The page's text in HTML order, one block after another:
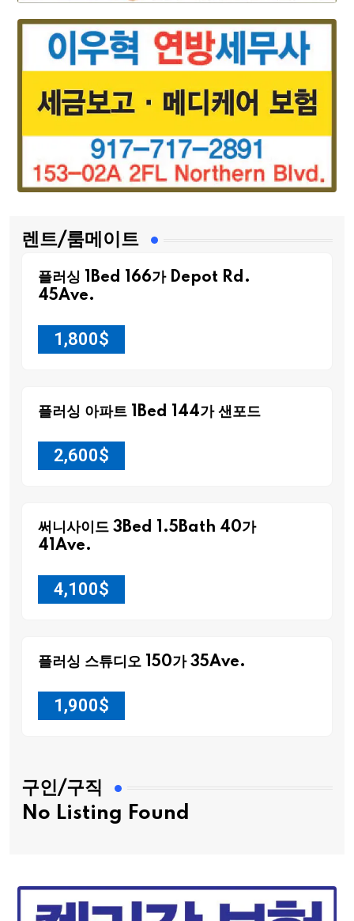
렌트/룸메이트
플러싱 1Bed 166가 Depot Rd.
45Ave.
1,800$
플러싱 아파트 1Bed 144가 샌포드
2,600$
써니사이드 3Bed 1.5Bath 40가
41Ave.
4,100$
플러싱 스튜디오 150가 35Ave.
1,900$
구인/구직
No Listing Found